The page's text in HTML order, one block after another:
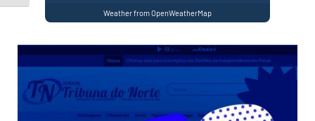
Weather from OpenWeatherMap